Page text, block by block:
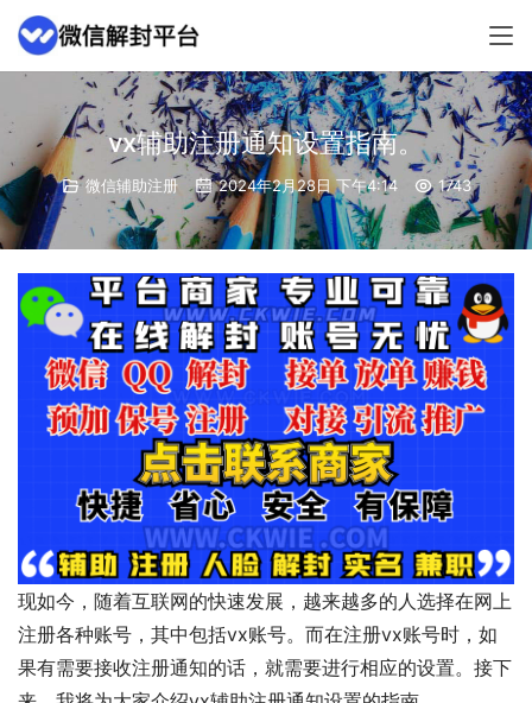
vx辅助注册通知设置指南。
微信辅助注册 2024年2月28日 下午4:14 1743
现如今，随着互联网的快速发展，越来越多的人选择在网上
注册各种账号，其中包括vx账号。而在注册vx账号时，如
果有需要接收注册通知的话，就需要进行相应的设置。接下